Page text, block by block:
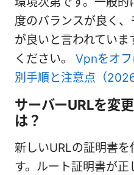
度のバランスが良く
が良いと言われていま
ください。 Vpnをオ
別手順と注意点（2026
サーバーURLを変
は？
新しいURLの証明書
す。ルート証明書が